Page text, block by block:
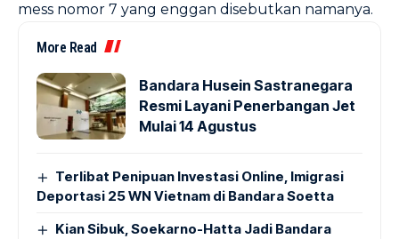
mess nomor 7 yang enggan disebutkan namanya.
More Read
Bandara Husein Sastranegara
Resmi Layani Penerbangan Jet
Mulai 14 Agustus
Terlibat Penipuan Investasi Online, Imigrasi
Deportasi 25 WN Vietnam di Bandara Soetta
Kian Sibuk, Soekarno-Hatta Jadi Bandara